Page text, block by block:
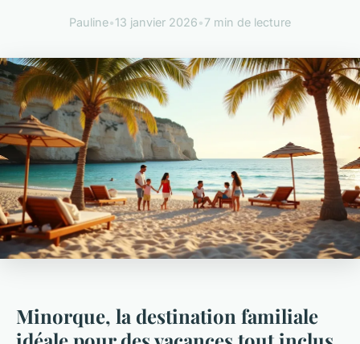
Pauline•13 janvier 2026•7 min de lecture
Minorque, la destination familiale